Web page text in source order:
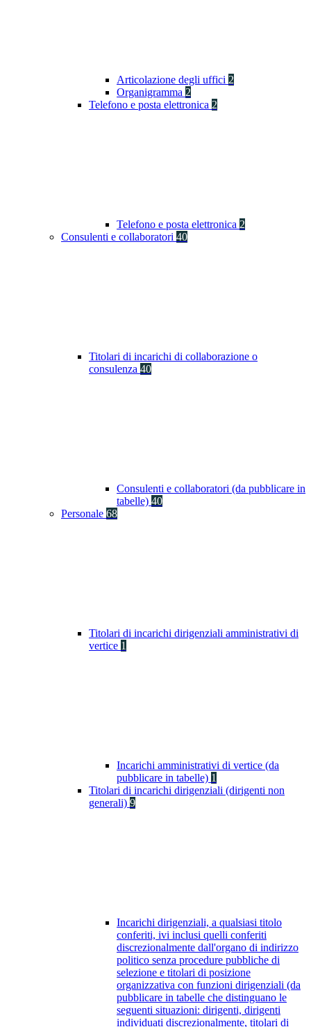
Articolazione degli uffici 2
Organigramma 2
Telefono e posta elettronica 2
Telefono e posta elettronica 2
Consulenti e collaboratori 40
Titolari di incarichi di collaborazione o
consulenza 40
Consulenti e collaboratori (da pubblicare in
tabelle) 40
Personale 68
Titolari di incarichi dirigenziali amministrativi di
vertice 1
Incarichi amministrativi di vertice (da
pubblicare in tabelle) 1
Titolari di incarichi dirigenziali (dirigenti non
generali) 9
Incarichi dirigenziali, a qualsiasi titolo
conferiti, ivi inclusi quelli conferiti
discrezionalmente dall'organo di indirizzo
politico senza procedure pubbliche di
selezione e titolari di posizione
organizzativa con funzioni dirigenziali (da
pubblicare in tabelle che distinguano le
seguenti situazioni: dirigenti, dirigenti
individuati discrezionalmente, titolari di